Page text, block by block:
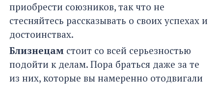
приобрести союзников, так что не
стесняйтесь рассказывать о своих успехах и
достоинствах.
Близнецам стоит со всей серьезностью
подойти к делам. Пора браться даже за те
из них, которые вы намеренно отодвигали